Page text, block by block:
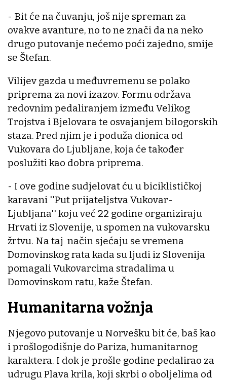
- Bit će na čuvanju, još nije spreman za
ovakve avanture, no to ne znači da na neko
drugo putovanje nećemo poći zajedno, smije
se Štefan.
Vilijev gazda u međuvremenu se polako
priprema za novi izazov. Formu održava
redovnim pedaliranjem između Velikog
Trojstva i Bjelovara te osvajanjem bilogorskih
staza. Pred njim je i poduža dionica od
Vukovara do Ljubljane, koja će također
poslužiti kao dobra priprema.
- I ove godine sudjelovat ću u biciklističkoj
karavani ''Put prijateljstva Vukovar-
Ljubljana'' koju već 22 godine organiziraju
Hrvati iz Slovenije, u spomen na vukovarsku
žrtvu. Na taj način sjećaju se vremena
Domovinskog rata kada su ljudi iz Slovenija
pomagali Vukovarcima stradalima u
Domovinskom ratu, kaže Štefan.
Humanitarna vožnja
Njegovo putovanje u Norvešku bit će, baš kao
i prošlogodišnje do Pariza, humanitarnog
karaktera. I dok je prošle godine pedalirao za
udrugu Plava krila, koji skrbi o oboljelima od